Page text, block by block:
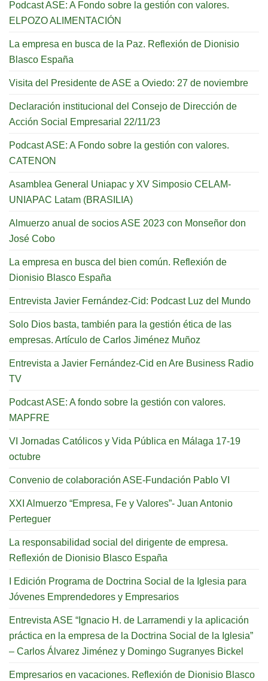
Podcast ASE: A Fondo sobre la gestión con valores.
ELPOZO ALIMENTACIÓN
La empresa en busca de la Paz. Reflexión de Dionisio
Blasco España
Visita del Presidente de ASE a Oviedo: 27 de noviembre
Declaración institucional del Consejo de Dirección de
Acción Social Empresarial 22/11/23
Podcast ASE: A Fondo sobre la gestión con valores.
CATENON
Asamblea General Uniapac y XV Simposio CELAM-
UNIAPAC Latam (BRASILIA)
Almuerzo anual de socios ASE 2023 con Monseñor don
José Cobo
La empresa en busca del bien común. Reflexión de
Dionisio Blasco España
Entrevista Javier Fernández-Cid: Podcast Luz del Mundo
Solo Dios basta, también para la gestión ética de las
empresas. Artículo de Carlos Jiménez Muñoz
Entrevista a Javier Fernández-Cid en Are Business Radio
TV
Podcast ASE: A fondo sobre la gestión con valores.
MAPFRE
VI Jornadas Católicos y Vida Pública en Málaga 17-19
octubre
Convenio de colaboración ASE-Fundación Pablo VI
XXI Almuerzo “Empresa, Fe y Valores”- Juan Antonio
Perteguer
La responsabilidad social del dirigente de empresa.
Reflexión de Dionisio Blasco España
I Edición Programa de Doctrina Social de la Iglesia para
Jóvenes Emprendedores y Empresarios
Entrevista ASE “Ignacio H. de Larramendi y la aplicación
práctica en la empresa de la Doctrina Social de la Iglesia”
– Carlos Álvarez Jiménez y Domingo Sugranyes Bickel
Empresarios en vacaciones. Reflexión de Dionisio Blasco